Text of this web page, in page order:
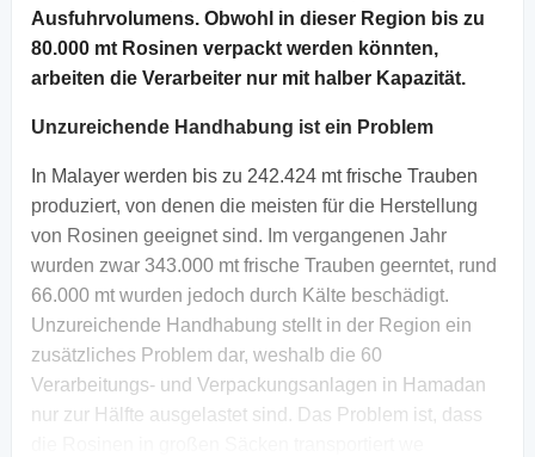
Ausfuhrvolumens. Obwohl in dieser Region bis zu
80.000 mt Rosinen verpackt werden könnten,
arbeiten die Verarbeiter nur mit halber Kapazität.
Unzureichende Handhabung ist ein Problem
In Malayer werden bis zu 242.424 mt frische Trauben
produziert, von denen die meisten für die Herstellung
von Rosinen geeignet sind. Im vergangenen Jahr
wurden zwar 343.000 mt frische Trauben geerntet, rund
66.000 mt wurden jedoch durch Kälte beschädigt.
Unzureichende Handhabung stellt in der Region ein
zusätzliches Problem dar, weshalb die 60
Verarbeitungs- und Verpackungsanlagen in Hamadan
nur zur Hälfte ausgelastet sind. Das Problem ist, dass